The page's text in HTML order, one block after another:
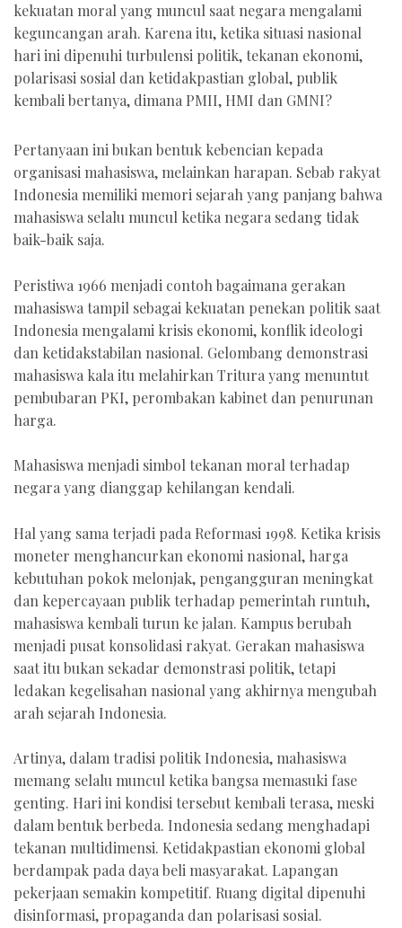
kekuatan moral yang muncul saat negara mengalami
keguncangan arah. Karena itu, ketika situasi nasional
hari ini dipenuhi turbulensi politik, tekanan ekonomi,
polarisasi sosial dan ketidakpastian global, publik
kembali bertanya, dimana PMII, HMI dan GMNI?
Pertanyaan ini bukan bentuk kebencian kepada
organisasi mahasiswa, melainkan harapan. Sebab rakyat
Indonesia memiliki memori sejarah yang panjang bahwa
mahasiswa selalu muncul ketika negara sedang tidak
baik-baik saja.
Peristiwa 1966 menjadi contoh bagaimana gerakan
mahasiswa tampil sebagai kekuatan penekan politik saat
Indonesia mengalami krisis ekonomi, konflik ideologi
dan ketidakstabilan nasional. Gelombang demonstrasi
mahasiswa kala itu melahirkan Tritura yang menuntut
pembubaran PKI, perombakan kabinet dan penurunan
harga.
Mahasiswa menjadi simbol tekanan moral terhadap
negara yang dianggap kehilangan kendali.
Hal yang sama terjadi pada Reformasi 1998. Ketika krisis
moneter menghancurkan ekonomi nasional, harga
kebutuhan pokok melonjak, pengangguran meningkat
dan kepercayaan publik terhadap pemerintah runtuh,
mahasiswa kembali turun ke jalan. Kampus berubah
menjadi pusat konsolidasi rakyat. Gerakan mahasiswa
saat itu bukan sekadar demonstrasi politik, tetapi
ledakan kegelisahan nasional yang akhirnya mengubah
arah sejarah Indonesia.
Artinya, dalam tradisi politik Indonesia, mahasiswa
memang selalu muncul ketika bangsa memasuki fase
genting. Hari ini kondisi tersebut kembali terasa, meski
dalam bentuk berbeda. Indonesia sedang menghadapi
tekanan multidimensi. Ketidakpastian ekonomi global
berdampak pada daya beli masyarakat. Lapangan
pekerjaan semakin kompetitif. Ruang digital dipenuhi
disinformasi, propaganda dan polarisasi sosial.